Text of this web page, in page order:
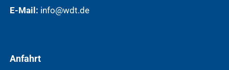
E-Mail: info@wdt.de
Anfahrt